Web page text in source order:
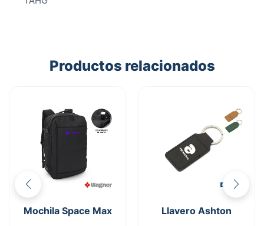
Productos relacionados
Mochila Space Max Llavero Ashton